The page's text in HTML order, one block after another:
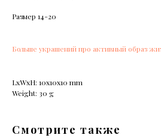
Размер 14-20
Больше украшений про активный образ
LxWxH: 10x10x10 mm
Weight: 30 g
Смотрите также